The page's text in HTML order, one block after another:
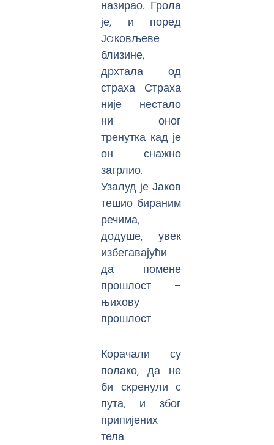
назирао. Грола
је, и поред
Јaковљеве
близине,
дрхтала од
страха. Страха
није нестало
ни оног
тренутка кад је
он снажно
загрлио.
Узалуд је Јаков
тешио бираним
речима,
додуше, увек
избегавајући
да помене
прошлост –
њихову
прошлост.
Корачали су
полако, да не
би скренули с
пута, и због
припијених
тела.